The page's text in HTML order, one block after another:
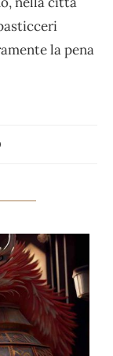
la pena